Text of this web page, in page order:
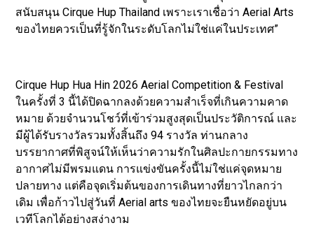
สนับสนุน Cirque Hup Thailand เพราะเราเชื่อว่า Aerial Arts
ของไทยควรเป็นที่รู้จักในระดับโลกไม่ใช่แค่ในประเทศ”
Cirque Hup Hua Hin 2026 Aerial Competition & Festival
ในครั้งที่ 3 นี้ได้ปิดฉากลงด้วยความสำเร็จที่เกินความคาด
หมาย ด้วยจำนวนโชว์ที่เข้าร่วมสูงสุดเป็นประวัติการณ์ และ
มีผู้ได้รับรางวัลรวมทั้งสิ้นถึง 94 รางวัล ท่านกลาง
บรรยากาศที่พิสูจน์ให้เห็นว่าความรักในศิลปะกายกรรมทาง
อากาศไม่มีพรมแดน การแข่งขันครั้งนี้ไม่ใช่แค่จุดหมาย
ปลายทาง แต่คือจุดเริ่มต้นของการเดินทางที่ยาวไกลกว่า
เดิม เพื่อก้าวไปสู่วันที่ Aerial arts ของไทยจะยืนหยัดอยู่บน
เวทีโลกได้อย่างสง่างาม